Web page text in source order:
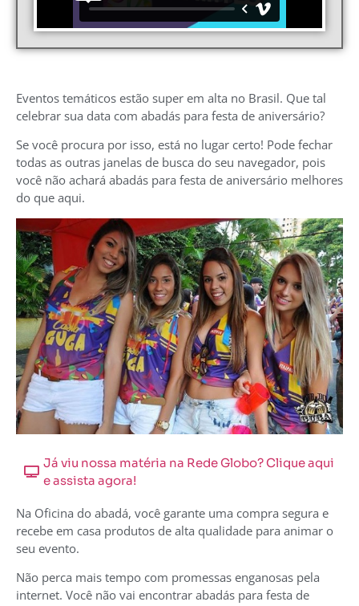
Eventos temáticos estão super em alta no Brasil. Que tal
celebrar sua data com abadás para festa de aniversário?
Se você procura por isso, está no lugar certo! Pode fechar
todas as outras janelas de busca do seu navegador, pois
você não achará abadás para festa de aniversário melhores
do que aqui.
Já viu nossa matéria na Rede Globo? Clique aqui
e assista agora!
Na Oficina do abadá, você garante uma compra segura e
recebe em casa produtos de alta qualidade para animar o
seu evento.
Não perca mais tempo com promessas enganosas pela
internet. Você não vai encontrar abadás para festa de